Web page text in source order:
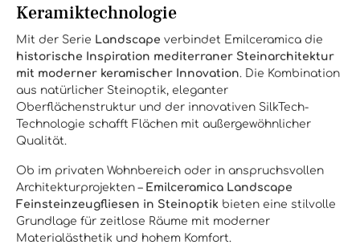
Keramiktechnologie
Mit der Serie Landscape verbindet Emilceramica die
historische Inspiration mediterraner Steinarchitektur
mit moderner keramischer Innovation. Die Kombination
aus natürlicher Steinoptik, eleganter
Oberflächenstruktur und der innovativen SilkTech-
Technologie schafft Flächen mit außergewöhnlicher
Qualität.
Ob im privaten Wohnbereich oder in anspruchsvollen
Architekturprojekten – Emilceramica Landscape
Feinsteinzeugfliesen in Steinoptik bieten eine stilvolle
Grundlage für zeitlose Räume mit moderner
Materialästhetik und hohem Komfort.